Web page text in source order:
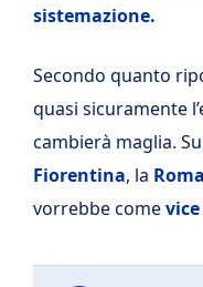
sistemazione.
Secondo quanto
quasi sicuramente
cambierà maglia.
Fiorentina, la Roma
vorrebbe come